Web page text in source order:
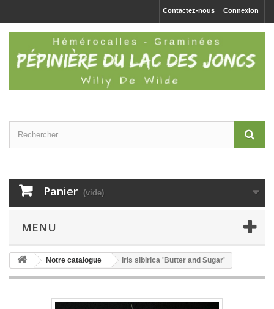
Connexion
Contactez-nous
Panier (vide)
MENU
Notre catalogue Iris sibirica 'Butter and Sugar'